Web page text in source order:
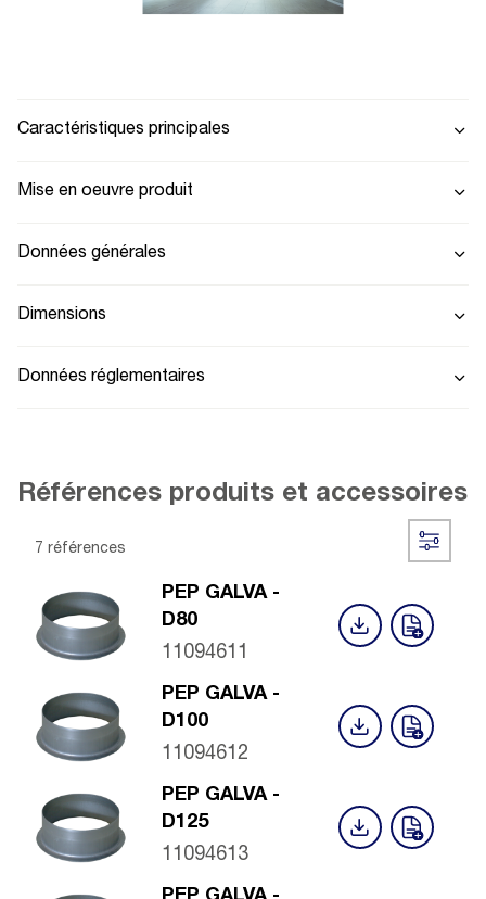
Caractéristiques principales
Mise en oeuvre produit
Données générales
Dimensions
Données réglementaires
Références produits et accessoires
7 références
PEP GALVA -
D80
11094611
PEP GALVA -
D100
11094612
PEP GALVA -
D125
11094613